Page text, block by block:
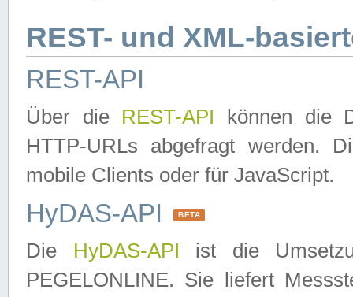
REST- und XML-
REST-API
Über die REST-API können die
HTTP-URLs abgefragt werden.
mobile Clients oder für JavaScript.
HyDAS-API BETA
Die HyDAS-API ist die
PEGELONLINE. Sie liefert